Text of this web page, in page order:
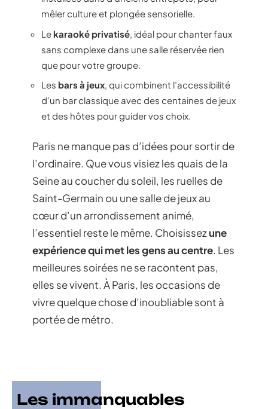
mêler culture et plongée sensorielle.
Le karaoké privatisé , idéal pour chanter faux
sans complexe dans une salle réservée rien
que pour votre groupe.
Les bars à jeux, qui combinent l’accessibilité
d’un bar classique avec des centaines de jeux
et des hôtes pour guider vos choix.
Paris ne manque pas d’idées pour sortir de
l’ordinaire. Que vous visiez les quais de la
Seine au coucher du soleil, les ruelles de
Saint-Germain ou une salle de jeux au
cœur d’un arrondissement animé,
l’essentiel reste le même. Choisissezune
expérience qui met les gens au centre. Les
meilleures soirées ne se racontent pas,
elles se vivent. À Paris, les occasions de
vivre quelque chose d’inoubliable sont à
portée de métro.
Les immanquables